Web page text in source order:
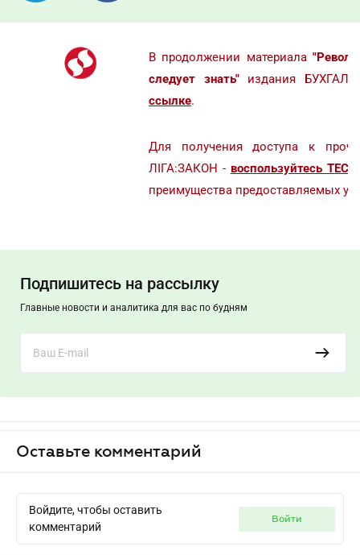
В продолжении материала "
следует знать"издания
ссылке.
Для получения доступа к
ЛІГА:ЗАКОН - воспользуйтесь
преимущества предоставляемых
Подпишитесь на рассылку
Главные новости и аналитика для вас по будням
Оставьте комментарий
Войдите, чтобы оставить
комментарий
войти